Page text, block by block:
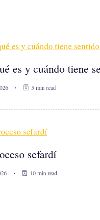
es y cuándo tiene
5 min read
sefardí
10 min read